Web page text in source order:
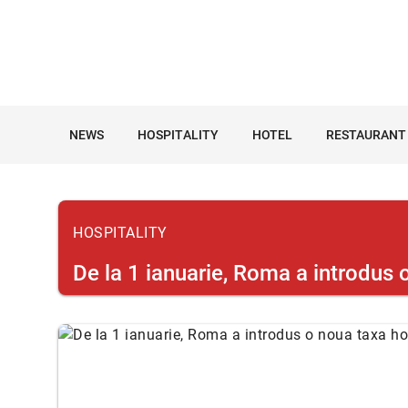
NEWS HOSPITALITY HOTEL RESTAURANT
HOSPITALITY
De la 1 ianuarie, Roma a introdus